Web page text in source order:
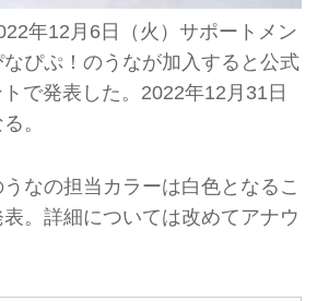
年12月6日（火）サポートメン
ぴぷ！のうなが加入すると公式
で発表した。2022年12月31日
。
なの担当カラーは白色となるこ
。詳細については改めてアナウ